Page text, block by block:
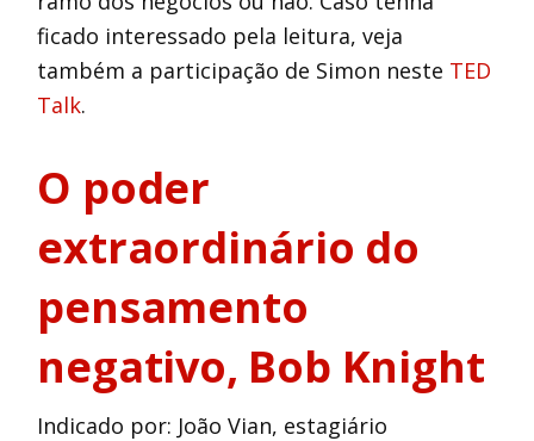
ficado interessado pela leitura, veja
também a participação de Simon neste TED
Talk.
O poder
extraordinário do
pensamento
negativo, Bob Knight
Indicado por: João Vian, estagiário